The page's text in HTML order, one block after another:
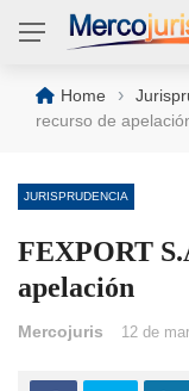
Home ›
recurso de
JURISPRUDENCIA
FEXPORT
apelación
Mercojuris 12 de